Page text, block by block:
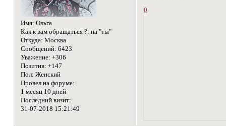
Имя: Ольга
Как к вам обращаться ?: на "ты"
Откуда: Москва
Сообщений: 6423
Уважение: +306
Позитив: +147
Пол: Женский
Провел на форуме:
1 месяц 10 дней
Последний визит:
31-07-2018 15:21:49
0